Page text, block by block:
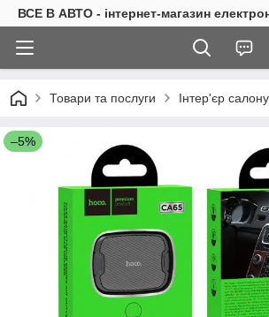
ВСЕ В АВТО - інтернет-магазин
Товари та послуги Інтер'єр
–5%